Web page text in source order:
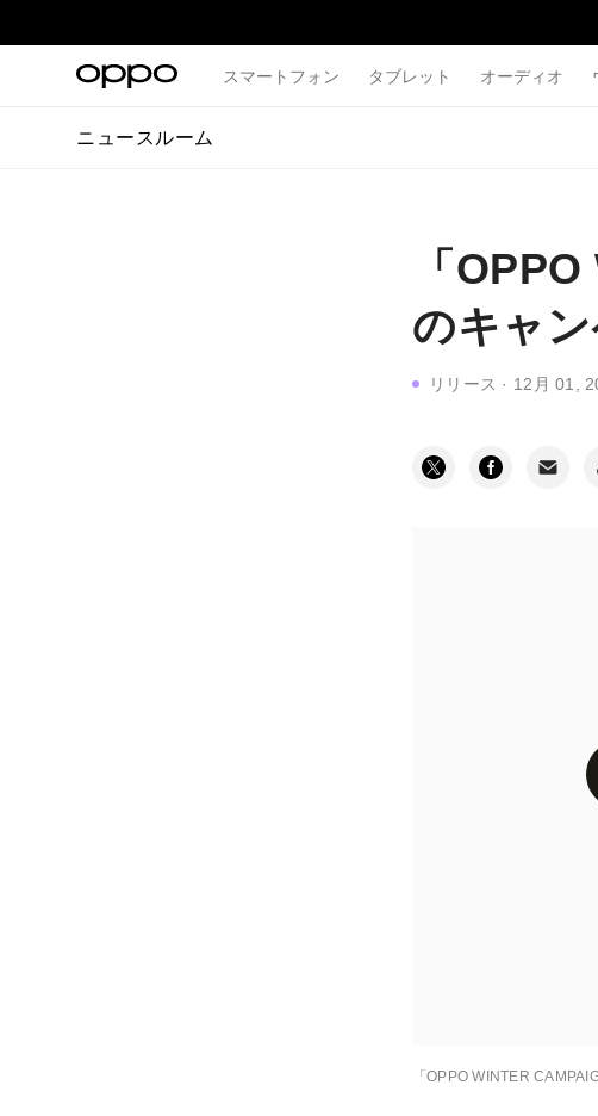
スマートフォン タブレット オーディオ
ニュースルーム
「
のキャ
リリース · 12月 01,
「OPPO WINTER